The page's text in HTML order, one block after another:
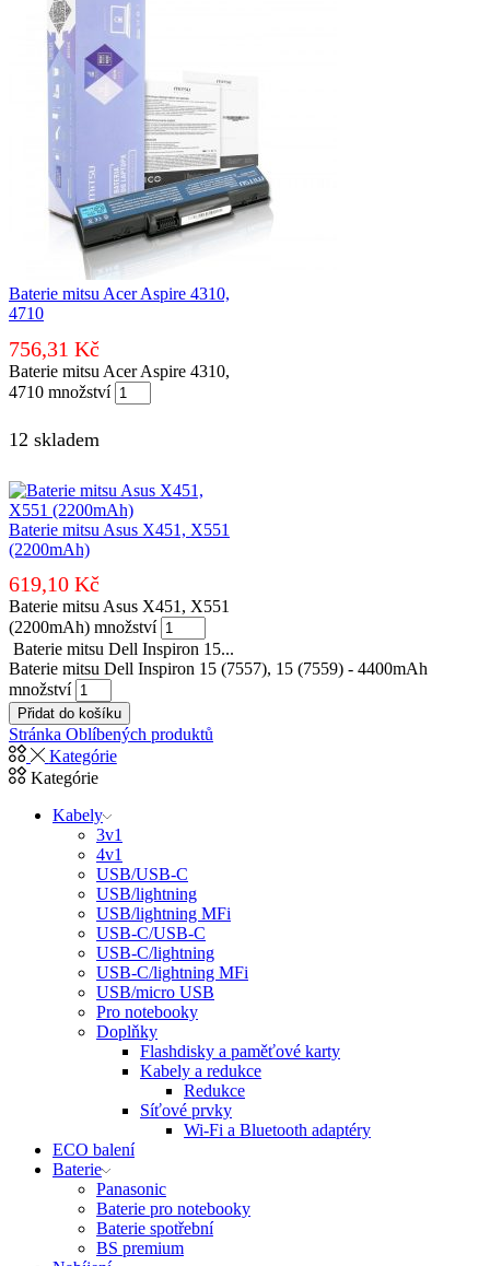
Baterie mitsu Acer Aspire 4310,
4710
756,31 Kč
Baterie mitsu Acer Aspire 4310,
4710 množství
12 skladem
Baterie mitsu Asus X451, X551
(2200mAh)
619,10 Kč
Baterie mitsu Asus X451, X551
(2200mAh) množství
Baterie mitsu Dell Inspiron 15...
Baterie mitsu Dell Inspiron 15 (7557), 15 (7559) - 4400mAh
množství
Přidat do košíku
Stránka Oblíbených produktů
Kategórie
Kategórie
Kabely
3v1
4v1
USB/USB-C
USB/lightning
USB/lightning MFi
USB-C/USB-C
USB-C/lightning
USB-C/lightning MFi
USB/micro USB
Pro notebooky
Doplňky
Flashdisky a paměťové karty
Kabely a redukce
Redukce
Síťové prvky
Wi-Fi a Bluetooth adaptéry
ECO balení
Baterie
Panasonic
Baterie pro notebooky
Baterie spotřební
BS premium